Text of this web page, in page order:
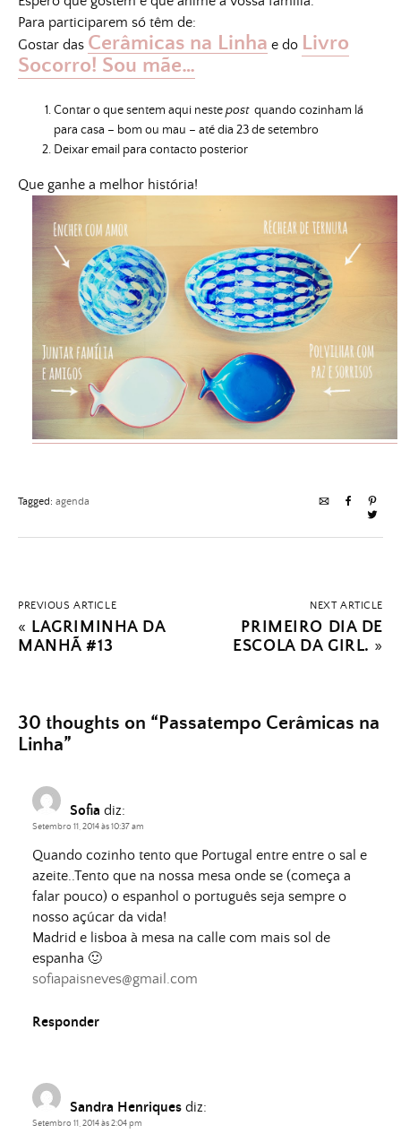
Para participarem só têm de:
Gostar das Cerâmicas na Linha e do Livro
Socorro! Sou mãe…
Contar o que sentem aqui nestepost quando cozinham lá
para casa – bom ou mau – até dia 23 de setembro
Deixar email para contacto posterior
Que ganhe a melhor história!
Tagged: agenda
PREVIOUS ARTICLE
« LAGRIMINHA DA
MANHÃ #13
NEXT ARTICLE
PRIMEIRO DIA DE
ESCOLA DA GIRL. »
30 thoughts on “ Passatempo Cerâmicas na
Linha”
Sofia diz:
Setembro 11, 2014 às 10:37 am
Quando cozinho tento que Portugal entre entre o sal e
azeite..Tento que na nossa mesa onde se (começa a
falar pouco) o espanhol o português seja sempre o
nosso açúcar da vida!
Madrid e lisboa à mesa na calle com mais sol de
espanha 🙂
sofiapaisneves@gmail.com
Responder
Sandra Henriques diz:
Setembro 11, 2014 às 2:04 pm